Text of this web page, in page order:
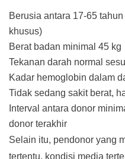
Berusia antara 17-65
khusus)
Berat badan minimal 45 kg
Tekanan darah normal
Kadar hemoglobin dalam
Tidak sedang sakit berat,
Interval antara donor
donor terakhir
Selain itu, pendonor yang
tertentu, kondisi media